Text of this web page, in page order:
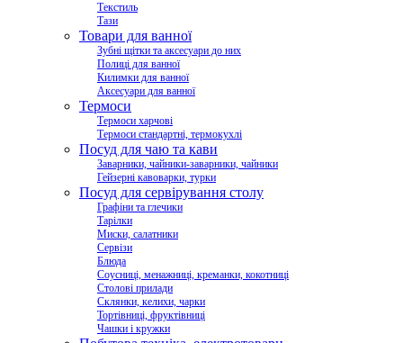
Текстиль
Тази
Товари для ванної
Зубні щітки та аксесуари до них
Полиці для ванної
Килимки для ванної
Аксесуари для ванної
Термоси
Термоси харчові
Термоси стандартні, термокухлі
Посуд для чаю та кави
Заварники, чайники-заварники, чайники
Гейзерні кавоварки, турки
Посуд для сервірування столу
Графіни та глечики
Тарілки
Миски, салатники
Сервізи
Блюда
Соусниці, менажниці, креманки, кокотниці
Столові прилади
Склянки, келихи, чарки
Тортівниці, фруктівниці
Чашки і кружки